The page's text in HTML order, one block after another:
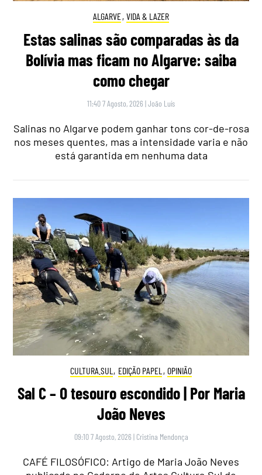
ALGARVE, VIDA & LAZER
Estas salinas são comparadas às da
Bolívia mas ficam no Algarve: saiba
como chegar
11:40 7 Agosto, 2026 |João Luís
Salinas no Algarve podem ganhar tons cor-de-rosa
nos meses quentes, mas a intensidade varia e não
está garantida em nenhuma data
CULTURA.SUL , EDIÇÃO PAPEL , OPINIÃO
Sal C – O tesouro escondido | Por Maria
João Neves
09:10 7 Agosto, 2026 | Cristina Mendonça
CAFÉ FILOSÓFICO: Artigo de Maria João Neves